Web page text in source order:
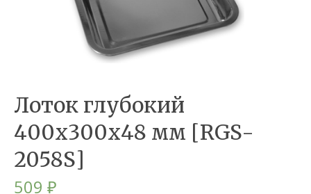
Лоток глубокий
400х300х48 мм [RGS-
2058S]
509₽